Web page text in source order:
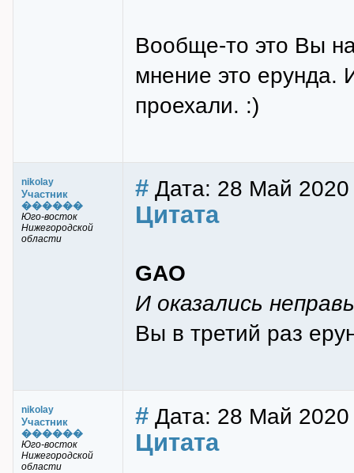
Вообще-то это Вы
мнение это ерунда.
проехали. :)
nikolay
Участник
������
Юго-восток
Нижегородской
области
# Дата: 28 Май 2020
Цитата
GAO
И оказались
Вы в третий раз
nikolay
Участник
������
Юго-восток
Нижегородской
области
# Дата: 28 Май 2020
Цитата